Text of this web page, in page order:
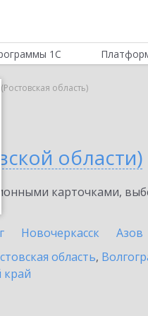
1С
(Ростовская область)
области)
карточками,
Новочеркасск Азов
область,
край